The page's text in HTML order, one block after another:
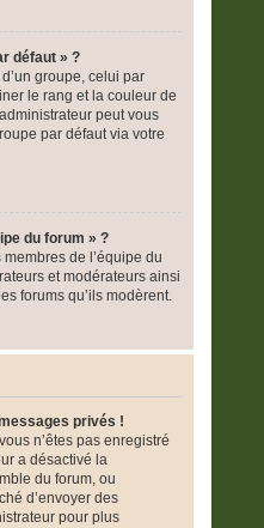
défaut » ?
groupe, celui par
le rang et la couleur de
peut vous
par défaut via votre
du forum » ?
de l’équipe du
et modérateurs ainsi
forums qu’ils modèrent.
privés !
n’êtes pas enregistré
a désactivé la
du forum, ou
d’envoyer des
pour plus